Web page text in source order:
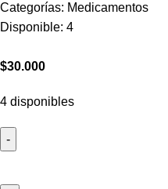
Categorías: Medicamentos
Disponible: 4
$30.000
4 disponibles